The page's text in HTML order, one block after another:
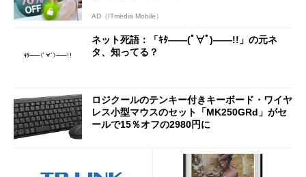
AD（ITmedia Mobile）
ネット死語：「ｷﾀ――(ﾟ∀ﾟ)――!!」の元ネ
タ、知ってる？
ロジクールのテンキー付きキーボード・ワイヤ
レス小型マウスのセット「MK250GRd」がセ
ールで15％オフの2980円に